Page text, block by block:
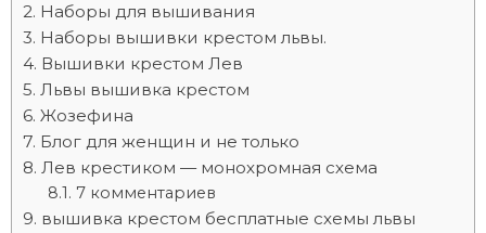
Наборы для вышивания
Наборы вышивки крестом львы.
Вышивки крестом Лев
Львы вышивка крестом
Жозефина
Блог для женщин и не только
Лев крестиком — монохромная схема
7 комментариев
вышивка крестом бесплатные схемы львы